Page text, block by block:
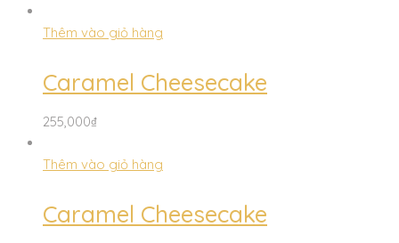
Thêm vào giỏ hàng
Caramel Cheesecake
255,000₫
Thêm vào giỏ hàng
Caramel Cheesecake